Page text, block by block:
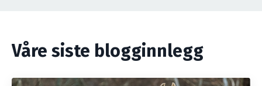
Våre siste blogginnlegg